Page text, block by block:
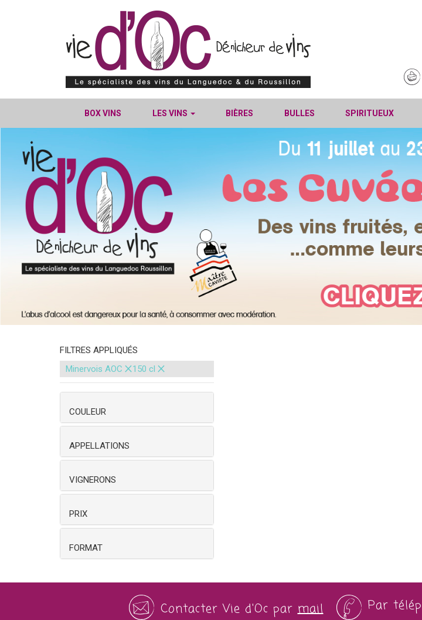
BOX VINS LES VINS BIÈRES BULLES SPIRITUEUX
FILTRES APPLIQUÉS
Minervois AOC ×150 cl ×
COULEUR
APPELLATIONS
VIGNERONS
PRIX
FORMAT
Contacter Vie d'Oc parmail Par